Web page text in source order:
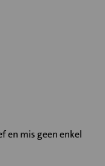
en mis geen enkel